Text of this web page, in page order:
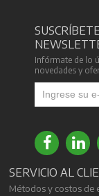
Infórmate de lo
novedades y
SERVICIO AL
Métodos y costos de